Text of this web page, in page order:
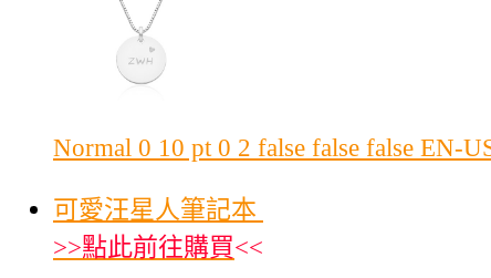
Normal 0 10 pt 0 2 false false false EN-
可愛汪星人筆記本
>>點此前往購買<<